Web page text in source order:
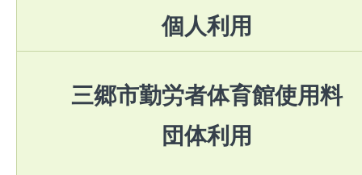
個人利用
三郷市勤労者体育館使用料
団体利用